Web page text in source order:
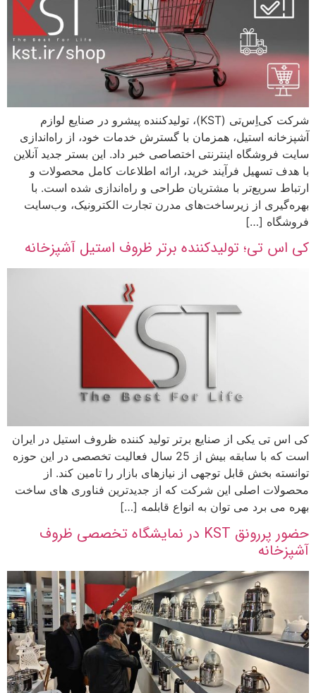
شرکت کی‌اِس‌تی (KST)، تولیدکننده پیشرو در صنایع لوازم
آشپزخانه استیل، همزمان با گسترش خدمات خود، از راه‌اندازی
سایت فروشگاه اینترنتی اختصاصی خبر داد. این بستر جدید آنلاین
با هدف تسهیل فرآیند خرید، ارائه اطلاعات کامل محصولات و
ارتباط سریع‌تر با مشتریان طراحی و راه‌اندازی شده است. با
بهره‌گیری از زیرساخت‌های مدرن تجارت الکترونیک، وب‌سایت
فروشگاه […]
کی اس تی؛ تولیدکننده برتر ظروف استیل آشپزخانه
کی اس تی یکی از صنایع برتر تولید کننده ظروف استیل در ایران
است که با سابقه بیش از 25 سال فعالیت تخصصی در این حوزه
توانسته بخش قابل توجهی از نیازهای بازار را تامین کند. از
محصولات اصلی این شرکت که از جدیدترین فناوری های ساخت
بهره می برد می توان به انواع قابلمه […]
حضور پررونق KST در نمایشگاه تخصصی ظروف
آشپزخانه